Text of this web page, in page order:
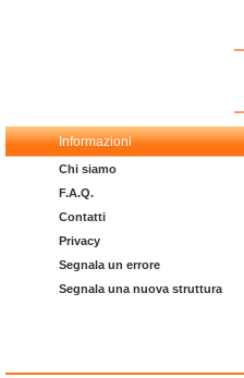
Informazioni
Chi siamo
F.A.Q.
Contatti
Privacy
Segnala un errore
Segnala una nuova struttura